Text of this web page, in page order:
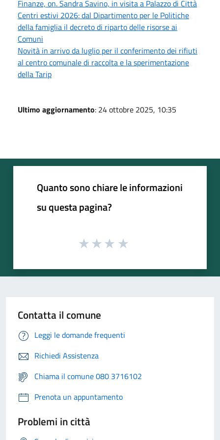
Finanze, on. Sandra Savino, in visita a Palazzo di Città
Centri estivi 2026: dal Dipartimento per le Politiche
della famiglia il decreto di riparto delle risorse ai
Comuni
Novità in arrivo da luglio per il conferimento dei rifiuti
al centro comunale di raccolta e la sperimentazione
della Tarip
Ultimo aggiornamento: 24 ottobre 2025, 10:35
Quanto sono chiare le informazioni
su questa pagina?
Contatta il comune
Leggi le domande frequenti
Richiedi Assistenza
Chiama il comune 080 3716102
Prenota un appuntamento
Problemi in città